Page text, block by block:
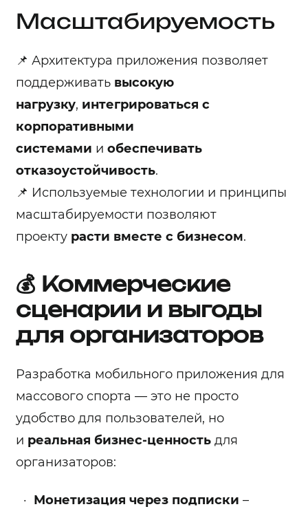
Масштабируемость
📌 Архитектура приложения позволяет
поддерживать высокую
нагрузку, интегрироваться с
корпоративными
системами и обеспечивать
отказоустойчивость.
📌 Используемые технологии и принципы
масштабируемости позволяют
проекту расти вместе с бизнесом.
💰 Коммерческие
сценарии и выгоды
для организаторов
Разработка мобильного приложения для
массового спорта — это не просто
удобство для пользователей, но
и реальная бизнес-ценностьдля
организаторов:
Монетизация через подписки –